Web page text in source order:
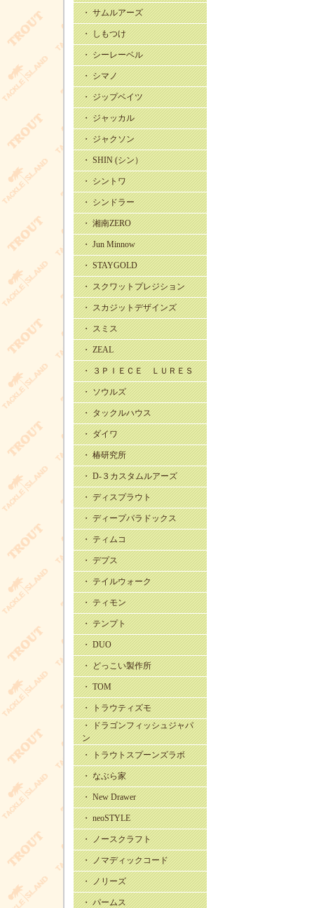
・ サムルアーズ
・ しもつけ
・ シーレーベル
・ シマノ
・ ジップベイツ
・ ジャッカル
・ ジャクソン
・ SHIN (シン）
・ シントワ
・ シンドラー
・ 湘南ZERO
・ Jun Minnow
・ STAYGOLD
・ スクワットプレジション
・ スカジットデザインズ
・ スミス
・ ZEAL
・ ３ＰＩＥＣＥ ＬＵＲＥＳ
・ ソウルズ
・ タックルハウス
・ ダイワ
・ 椿研究所
・ D-３カスタムルアーズ
・ ディスプラウト
・ ディープパラドックス
・ ティムコ
・ デプス
・ テイルウォーク
・ ティモン
・ テンプト
・ DUO
・ どっこい製作所
・ TOM
・ トラウティズモ
・ ドラゴンフィッシュジャパ
ン
・ トラウトスプーンズラボ
・ なぶら家
・ New Drawer
・ neoSTYLE
・ ノースクラフト
・ ノマディックコード
・ ノリーズ
・ パームス